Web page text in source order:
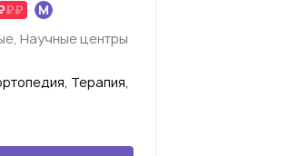
Научные центры
Терапия,